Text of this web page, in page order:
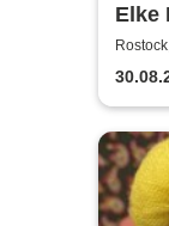
Elke